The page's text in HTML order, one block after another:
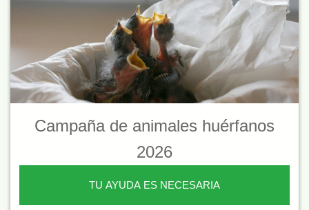
Campaña de animales huérfanos
2026
TU AYUDA ES NECESARIA